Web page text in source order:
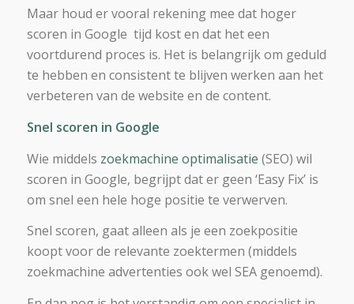
Maar houd er vooral rekening mee dat hoger
scoren in Google tijd kost en dat het een
voortdurend proces is. Het is belangrijk om geduld
te hebben en consistent te blijven werken aan het
verbeteren van de website en de content.
Snel scoren in Google
Wie middels zoekmachine optimalisatie (SEO) wil
scoren in Google, begrijpt dat er geen ‘Easy Fix’ is
om snel een hele hoge positie te verwerven.
Snel scoren, gaat alleen als je een zoekpositie
koopt voor de relevante zoektermen (middels
zoekmachine advertenties ook wel SEA genoemd).